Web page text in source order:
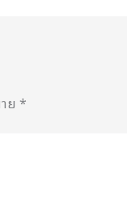
ย *